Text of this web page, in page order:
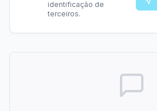
identificação de
terceiros.